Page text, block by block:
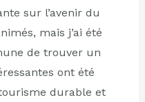
sur l’avenir du
mais j’ai été
de trouver un
ont été
durable et